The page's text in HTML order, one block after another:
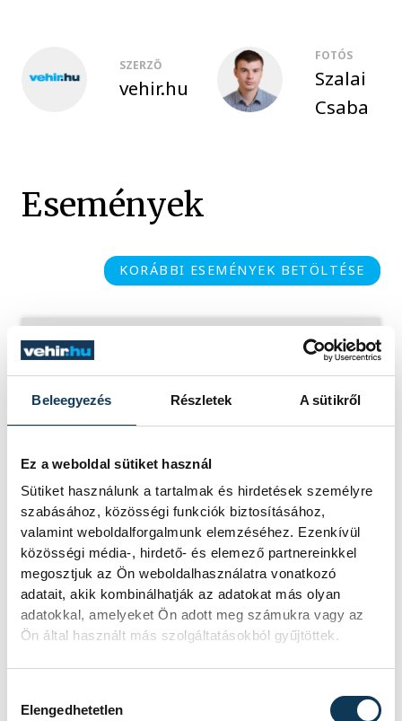
Beleegyezés Részletek A sütikről
Ez a weboldal sütiket használ
Sütiket használunk a tartalmak és hirdetések személyre
szabásához, közösségi funkciók biztosításához,
valamint weboldalforgalmunk elemzéséhez. Ezenkívül
közösségi média-, hirdető- és elemező partnereinkkel
megosztjuk az Ön weboldalhasználatra vonatkozó
adatait, akik kombinálhatják az adatokat más olyan
adatokkal, amelyeket Ön adott meg számukra vagy az
Ön által használt más szolgáltatásokból gyűjtöttek.
Elengedhetetlen
SZERZŐ
vehir.hu
FOTÓS
Szalai
Csaba
Események
KORÁBBI ESEMÉNYEK BETÖLTÉSE
HAZAI
VSC VESZPRÉM
VENDÉG
PUSKÁS AKADÉMIA FC II
HELYSZÍN
VESZPRÉM, VESZPRÉMI
VÁROSI STADION
EREDMÉNY
2-1
RÉSZLETEK
SOROZAT NB III ÉSZAKNYUGATI
CSOPORT 2025/26
VENDÉG
VSC VESZPRÉM
HELYSZÍN